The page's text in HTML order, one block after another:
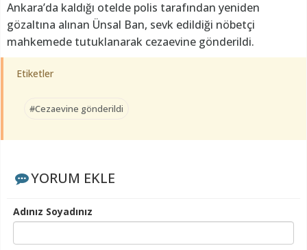
Ankara’da kaldığı otelde polis tarafından yeniden
gözaltına alınan Ünsal Ban, sevk edildiği nöbetçi
mahkemede tutuklanarak cezaevine gönderildi.
Etiketler
#Cezaevine gönderildi
YORUM EKLE
Adınız Soyadınız